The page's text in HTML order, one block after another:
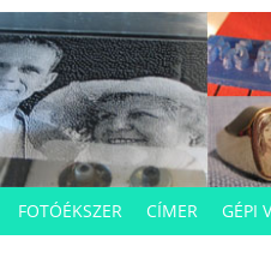
FOTÓÉKSZER CÍMER GÉPI